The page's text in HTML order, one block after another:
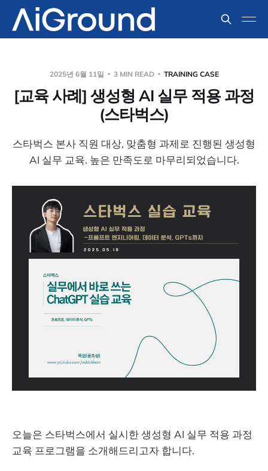
2025년 6월 11일 3 MIN READ TRAINING CASE
[교육 사례] 생성형 AI 실무 적용 과정
(스타벅스)
스타벅스 본사 직원 대상, 맞춤형 과제로 진행된 생성형
AI 실무 교육. 높은 만족도로 마무리되었습니다.
오늘은 스타벅스에서 실시한 생성형 AI 실무 적용 과정
교육 프로그램을 소개해드리고자 합니다.